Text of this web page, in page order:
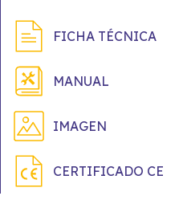
FICHA TÉCNICA
MANUAL
IMAGEN
CERTIFICADO CE